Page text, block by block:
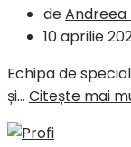
deAndreea
10 aprilie
Echipa de
și… Citește mai